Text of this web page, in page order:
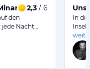
2,3 / 6
den
Nacht…
In
Insel